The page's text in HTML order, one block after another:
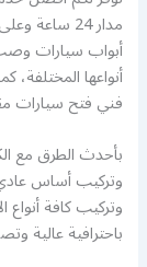
مدار 24
أبواب سيارات
أنواعها
فني فتح سيارات
بأحدث الطرق مع
وتركيب أساس
وتركيب كافة
باحترافية عالية